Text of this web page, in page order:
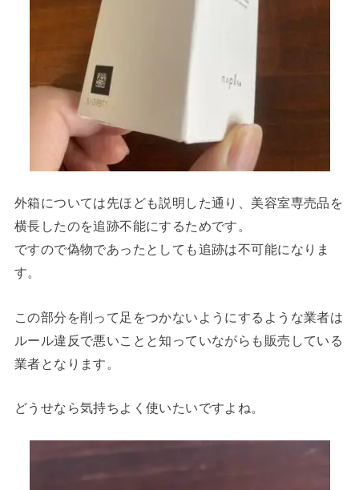
外箱については先ほども説明した通り、美容室専売品を
横長したのを追跡不能にするためです。
ですので偽物であったとしても追跡は不可能になりま
す。
この部分を削って足をつかないようにするような業者は
ルール違反で悪いことと知っていながらも販売している
業者となります。
どうせなら気持ちよく使いたいですよね。